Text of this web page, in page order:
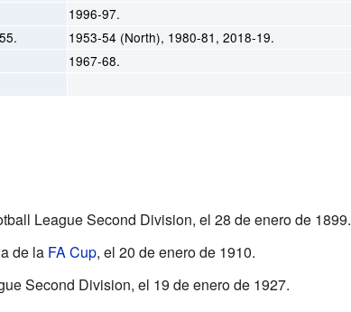
1996-97.
1953-54 (North), 1980-81, 2018-19.
1967-68.
League Second Division, el 28 de enero de 1899.
de la FA Cup, el 20 de enero de 1910.
Second Division, el 19 de enero de 1927.